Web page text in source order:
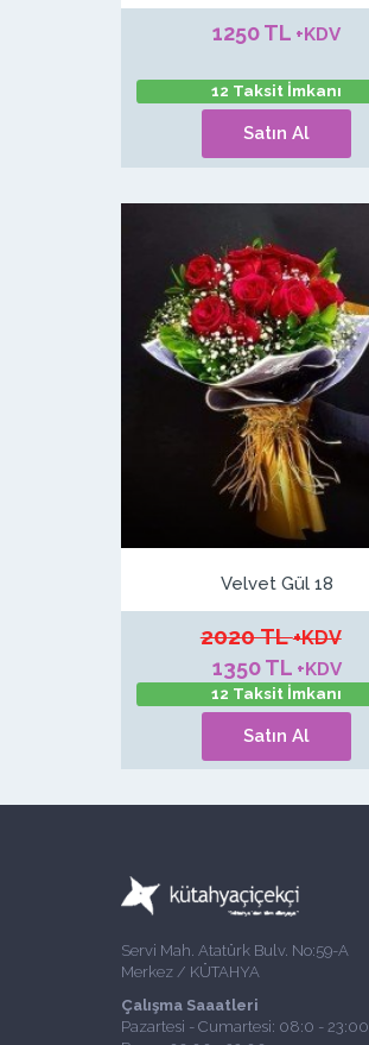
1250 TL +KDV
12 Taksit İmkanı
Satın Al
Velvet Gül 18
2020 TL+KDV
1350 TL +KDV
12 Taksit İmkanı
Satın Al
Servi Mah. Atatürk Bulv. No:59-A
Merkez / KÜTAHYA
Çalışma Saaatleri
Pazartesi - Cumartesi: 08:0 - 23:00